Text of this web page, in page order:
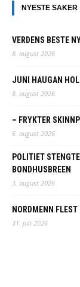
NYESTE SAKER
VERDENS BESTE
8. august 2026
JUNI HAUGAN
8. august 2026
– FRYKTER
6. august 2026
POLITIET
BONDHUSBREEN
3. august 2026
NORDMENN
31. juli 2026